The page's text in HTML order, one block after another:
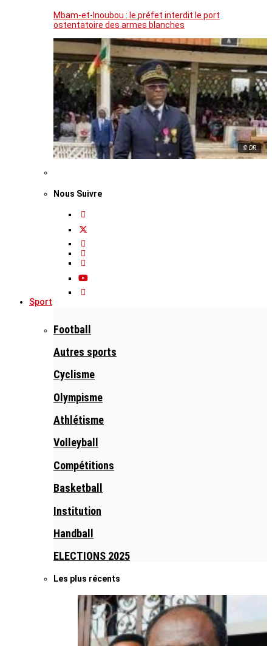
Mbam-et-Inoubou : le préfet interdit le port
ostentatoire des armes blanches
© DR
Nous Suivre
Sport
Football
Autres sports
Cyclisme
Olympisme
Athlétisme
Volleyball
Compétitions
Basketball
Institution
Handball
ELECTIONS 2025
Les plus récents